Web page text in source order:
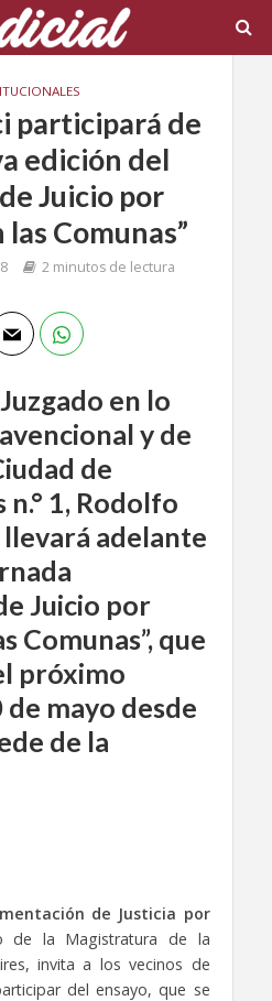
participará de
edición del
Juicio por
Comunas”
2 minutos de lectura
en lo
y de
de
1, Rodolfo
adelante
Juicio por
Comunas”, que
próximo
mayo desde
de la
de Justicia por
de la Magistratura de la
invita a los vecinos de
del ensayo, que se